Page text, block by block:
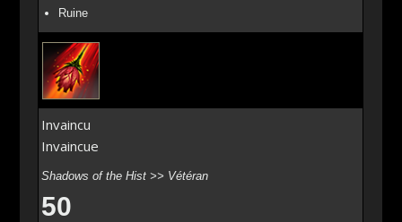
Ruine
Invaincu
Invaincue
Shadows of the Hist >> Vétéran
50